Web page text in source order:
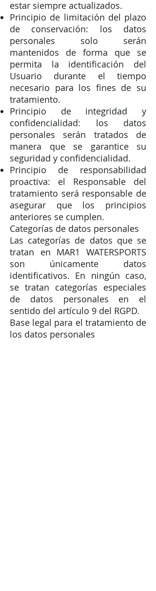
estar siempre actualizados.
Principio de limitación del plazo
de conservación: los datos
personales solo serán
mantenidos de forma que se
permita la identificación del
Usuario durante el tiempo
necesario para los fines de su
tratamiento.
Principio de integridad y
confidencialidad: los datos
personales serán tratados de
manera que se garantice su
seguridad y confidencialidad.
Principio de responsabilidad
proactiva: el Responsable del
tratamiento será responsable de
asegurar que los principios
anteriores se cumplen.
Categorías de datos personales
Las categorías de datos que se
tratan en MAR1 WATERSPORTS
son únicamente datos
identificativos. En ningún caso,
se tratan categorías especiales
de datos personales en el
sentido del artículo 9 del RGPD.
Base legal para el tratamiento de
los datos personales